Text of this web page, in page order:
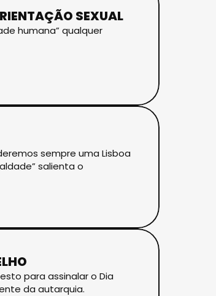
SEXUAL
humana” qualquer
sempre uma Lisboa
salienta o
para assinalar o Dia
da autarquia.